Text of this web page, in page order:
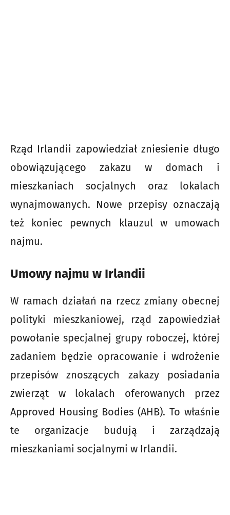
Rząd Irlandii zapowiedział zniesienie długo
obowiązującego zakazu w domach i
mieszkaniach socjalnych oraz lokalach
wynajmowanych. Nowe przepisy oznaczają
też koniec pewnych klauzul w umowach
najmu.
Umowy najmu w Irlandii
W ramach działań na rzecz zmiany obecnej
polityki mieszkaniowej, rząd zapowiedział
powołanie specjalnej grupy roboczej, której
zadaniem będzie opracowanie i wdrożenie
przepisów znoszących zakazy posiadania
zwierząt w lokalach oferowanych przez
Approved Housing Bodies (AHB). To właśnie
te organizacje budują i zarządzają
mieszkaniami socjalnymi w Irlandii.